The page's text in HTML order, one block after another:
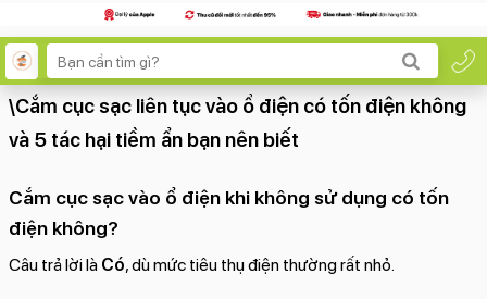
\Cắm cục sạc liên tục vào ổ điện có tốn điện không
và 5 tác hại tiềm ẩn bạn nên biết
Cắm cục sạc vào ổ điện khi không sử dụng có tốn
điện không?
Câu trả lời là Có, dù mức tiêu thụ điện thường rất nhỏ.